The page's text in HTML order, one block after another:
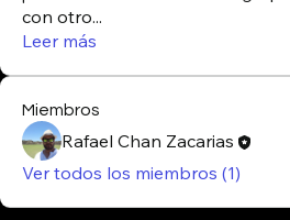
con otro...
Leer más
Miembros
Rafael Chan Zacarias
Ver todos los miembros (1)